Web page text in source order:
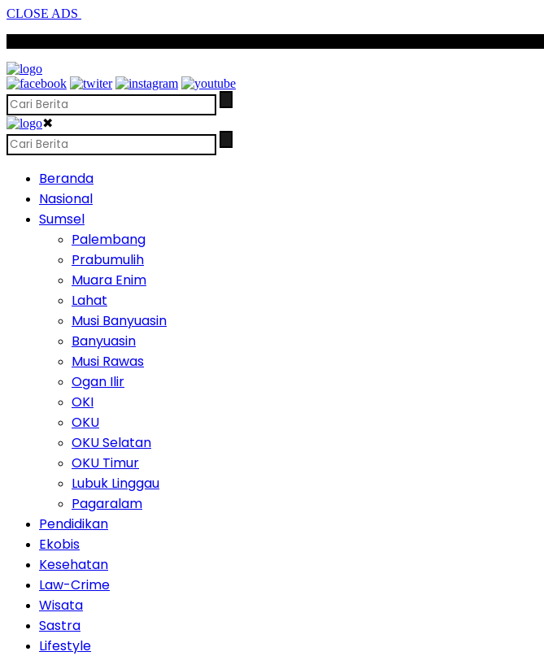
CLOSE ADS
✖
Beranda
Nasional
Sumsel
Palembang
Prabumulih
Muara Enim
Lahat
Musi Banyuasin
Banyuasin
Musi Rawas
Ogan Ilir
OKI
OKU
OKU Selatan
OKU Timur
Lubuk Linggau
Pagaralam
Pendidikan
Ekobis
Kesehatan
Law-Crime
Wisata
Sastra
Lifestyle